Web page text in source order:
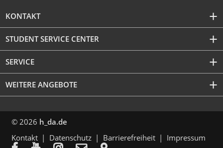
KONTAKT
STUDENT SERVICE CENTER
SERVICE
WEITERE ANGEBOTE
© 2026 h_da.de
Kontakt
Datenschutz Barrierefreiheit Impressum